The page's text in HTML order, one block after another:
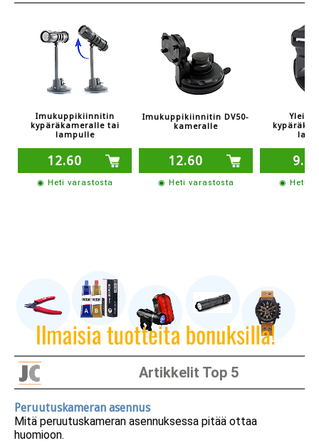
Imukuppikiinnitin
kypäräkameralle tai
lampulle
12.60
◉ Heti varastosta
Imukuppikiinnitin DV50-
kameralle
12.60
◉ Heti varastosta
9.50
◉ Heti
Artikkelit Top 5
Peruutuskameran asennus
Mitä peruutuskameran asennuksessa pitää ottaa
huomioon.